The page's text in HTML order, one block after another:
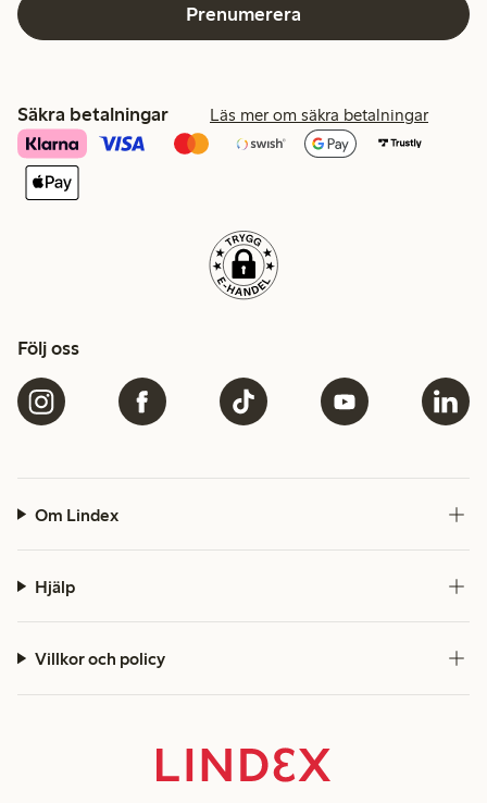
Prenumerera
Säkra betalningar Läs mer om säkra betalningar
Följ oss
Om Lindex
Hjälp
Villkor och policy